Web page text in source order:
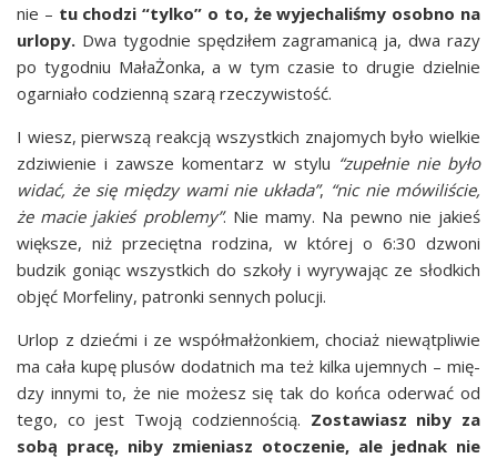
nie – tu cho­dzi “tyl­ko” o to, że wyje­cha­li­śmy osob­no na
urlo­py. Dwa tygo­dnie spę­dzi­łem zagra­ma­ni­cą ja, dwa razy
po tygo­dniu Mała­Żon­ka, a w tym cza­sie to dru­gie dziel­nie
ogar­nia­ło codzien­ną sza­rą rzeczywistość.
I wiesz, pierw­szą reak­cją wszyst­kich zna­jo­mych było wiel­kie
zdzi­wie­nie i zawsze komen­tarz w sty­lu “zupeł­nie nie było
widać, że się mię­dzy wami nie ukła­da”, “nic nie mówi­li­ście,
że macie jakieś pro­ble­my”. Nie mamy. Na pew­no nie jakieś
więk­sze, niż prze­cięt­na rodzi­na, w któ­rej o 6:30 dzwo­ni
budzik goniąc wszyst­kich do szko­ły i wyry­wa­jąc ze słod­kich
objęć Mor­fe­li­ny, patron­ki sen­nych polucji.
Urlop z dzieć­mi i ze współ­mał­żon­kiem, cho­ciaż nie­wąt­pli­wie
ma cała kupę plu­sów dodat­nich ma też kil­ka ujem­nych – mię­
dzy inny­mi to, że nie możesz się tak do koń­ca ode­rwać od
tego, co jest Two­ją codzien­no­ścią. Zosta­wiasz niby za
sobą pra­cę, niby zmie­niasz oto­cze­nie, ale jed­nak nie